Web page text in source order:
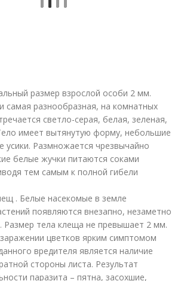
размер взрослой особи 2 мм.
самая разнообразная, на комнатных
светло-серая, белая, зеленая,
имеет вытянутую форму, небольшие
усики. Размножается чрезвычайно
белые жучки питаются соками
тем самым к полной гибели
. Белые насекомые в земле
появляются внезапно, незаметно
Размер тела клеща не превышает 2 мм.
цветков ярким симптомом
вредителя является наличие
стороны листа. Результат
паразита – пятна, засохшие,